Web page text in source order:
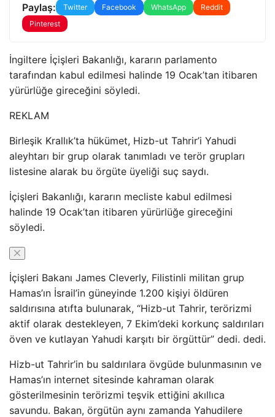
Paylaş: Twitter Facebook WhatsApp
Reddit
Pinterest
İngiltere İçişleri Bakanlığı, kararın parlamento
tarafından kabul edilmesi halinde 19 Ocak’tan itibaren
yürürlüğe gireceğini söyledi.
REKLAM
Birleşik Krallık’ta hükümet, Hizb-ut Tahrir’i Yahudi
aleyhtarı bir grup olarak tanımladı ve terör grupları
listesine alarak bu örgüte üyeliği suç saydı.
İçişleri Bakanlığı, kararın mecliste kabul edilmesi
halinde 19 Ocak’tan itibaren yürürlüğe gireceğini
söyledi.
İçişleri Bakanı James Cleverly, Filistinli militan grup
Hamas’ın İsrail’in güneyinde 1.200 kişiyi öldüren
saldırısına atıfta bulunarak, “Hizb-ut Tahrir, terörizmi
aktif olarak destekleyen, 7 Ekim’deki korkunç saldırıları
öven ve kutlayan Yahudi karşıtı bir örgüttür” dedi. dedi.
Hizb-ut Tahrir’in bu saldırılara övgüde bulunmasının ve
Hamas’ın internet sitesinde kahraman olarak
gösterilmesinin terörizmi teşvik ettiğini akıllıca
savundu. Bakan, örgütün aynı zamanda Yahudilere